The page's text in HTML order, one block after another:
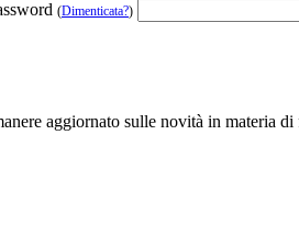
(Dimenticata?)
aggiornato sulle novità in materia